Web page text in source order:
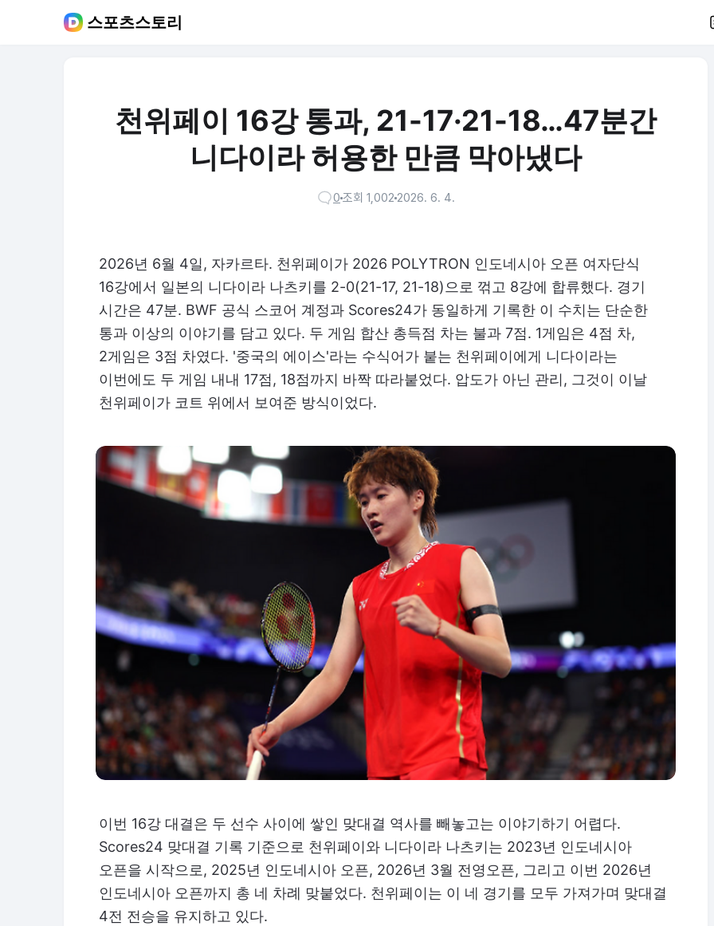
스포츠스토리
천위페이 16강 통과, 21-17·21-18…47분간
니다이라 허용한 만큼 막아냈다
0 조회 1,002 2026. 6. 4.
2026년 6월 4일, 자카르타. 천위페이가 2026 POLYTRON 인도네시아 오픈 여자단식
16강에서 일본의 니다이라 나츠키를 2-0(21-17, 21-18)으로 꺾고 8강에 합류했다. 경기
시간은 47분. BWF 공식 스코어 계정과 Scores24가 동일하게 기록한 이 수치는 단순한
통과 이상의 이야기를 담고 있다. 두 게임 합산 총득점 차는 불과 7점. 1게임은 4점 차,
2게임은 3점 차였다. '중국의 에이스'라는 수식어가 붙는 천위페이에게 니다이라는
이번에도 두 게임 내내 17점, 18점까지 바짝 따라붙었다. 압도가 아닌 관리, 그것이 이날
천위페이가 코트 위에서 보여준 방식이었다.
이번 16강 대결은 두 선수 사이에 쌓인 맞대결 역사를 빼놓고는 이야기하기 어렵다.
Scores24 맞대결 기록 기준으로 천위페이와 니다이라 나츠키는 2023년 인도네시아
오픈을 시작으로, 2025년 인도네시아 오픈, 2026년 3월 전영오픈, 그리고 이번 2026년
인도네시아 오픈까지 총 네 차례 맞붙었다. 천위페이는 이 네 경기를 모두 가져가며 맞대결
4전 전승을 유지하고 있다.